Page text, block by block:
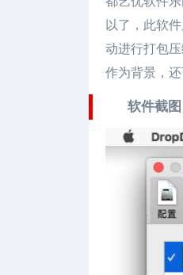
以了，此软
动进行打包
作为背景，
软件截图